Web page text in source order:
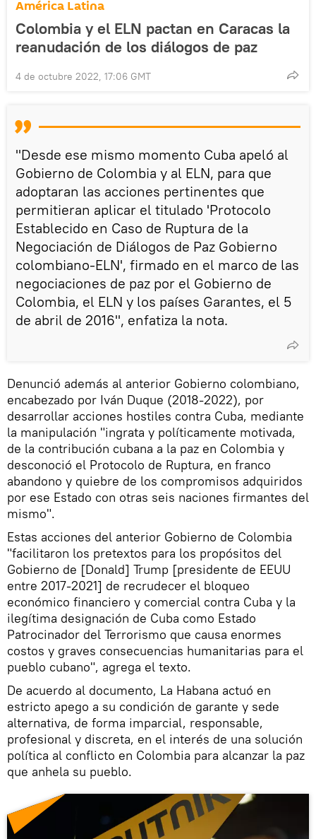
América Latina
Colombia y el ELN pactan en Caracas la
reanudación de los diálogos de paz
4 de octubre 2022, 17:06 GMT
"Desde ese mismo momento Cuba apeló al
Gobierno de Colombia y al ELN, para que
adoptaran las acciones pertinentes que
permitieran aplicar el titulado 'Protocolo
Establecido en Caso de Ruptura de la
Negociación de Diálogos de Paz Gobierno
colombiano-ELN', firmado en el marco de las
negociaciones de paz por el Gobierno de
Colombia, el ELN y los países Garantes, el 5
de abril de 2016", enfatiza la nota.
Denunció además al anterior Gobierno colombiano,
encabezado por Iván Duque (2018-2022), por
desarrollar acciones hostiles contra Cuba, mediante
la manipulación "ingrata y políticamente motivada,
de la contribución cubana a la paz en Colombia y
desconoció el Protocolo de Ruptura, en franco
abandono y quiebre de los compromisos adquiridos
por ese Estado con otras seis naciones firmantes del
mismo".
Estas acciones del anterior Gobierno de Colombia
"facilitaron los pretextos para los propósitos del
Gobierno de [Donald] Trump [presidente de EEUU
entre 2017-2021] de recrudecer el bloqueo
económico financiero y comercial contra Cuba y la
ilegítima designación de Cuba como Estado
Patrocinador del Terrorismo que causa enormes
costos y graves consecuencias humanitarias para el
pueblo cubano", agrega el texto.
De acuerdo al documento, La Habana actuó en
estricto apego a su condición de garante y sede
alternativa, de forma imparcial, responsable,
profesional y discreta, en el interés de una solución
política al conflicto en Colombia para alcanzar la paz
que anhela su pueblo.